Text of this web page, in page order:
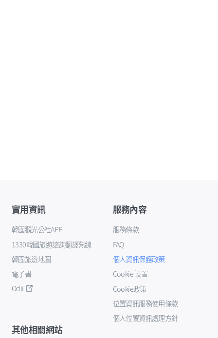
實用資訊
韓國觀光公社APP
1330韓國旅遊諮詢翻譯熱線
韓國旅遊地圖
電子書
Odii
服務內容
服務條款
FAQ
個人資訊保護政策
Cookie 設置
Cookie政策
位置資訊服務使用條款
個人位置資訊處理方針
其他相關網站